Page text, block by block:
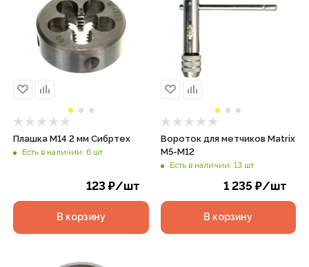
Плашка М14 2 мм Сибртех
Есть в наличии: 6 шт
123₽/шт
В корзину
Вороток для метчиков Matrix
М5-М12
Есть в наличии: 13 шт
1 235 ₽/шт
В корзину